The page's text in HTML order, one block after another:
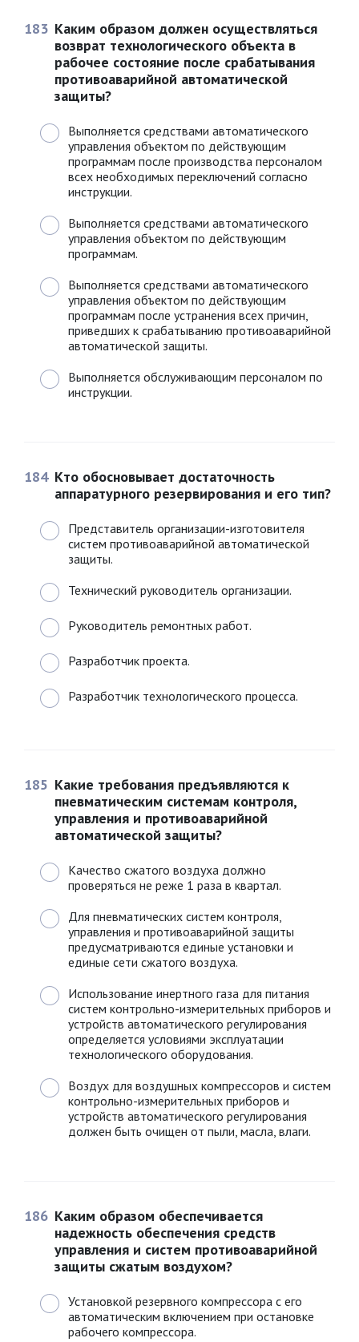
183 Каким образом должен осуществляться
возврат технологического объекта в
рабочее состояние после срабатывания
противоаварийной автоматической
защиты?
Выполняется средствами автоматического
управления объектом по действующим
программам после производства персоналом
всех необходимых переключений согласно
инструкции.
Выполняется средствами автоматического
управления объектом по действующим
программам.
Выполняется средствами автоматического
управления объектом по действующим
программам после устранения всех причин,
приведших к срабатыванию противоаварийной
автоматической защиты.
Выполняется обслуживающим персоналом по
инструкции.
184 Кто обосновывает достаточность
аппаратурного резервирования и его тип?
Представитель организации-изготовителя
систем противоаварийной автоматической
защиты.
Технический руководитель организации.
Руководитель ремонтных работ.
Разработчик проекта.
Разработчик технологического процесса.
185 Какие требования предъявляются к
пневматическим системам контроля,
управления и противоаварийной
автоматической защиты?
Качество сжатого воздуха должно
проверяться не реже 1 раза в квартал.
Для пневматических систем контроля,
управления и противоаварийной защиты
предусматриваются единые установки и
единые сети сжатого воздуха.
Использование инертного газа для питания
систем контрольно-измерительных приборов и
устройств автоматического регулирования
определяется условиями эксплуатации
технологического оборудования.
Воздух для воздушных компрессоров и систем
контрольно-измерительных приборов и
устройств автоматического регулирования
должен быть очищен от пыли, масла, влаги.
186 Каким образом обеспечивается
надежность обеспечения средств
управления и систем противоаварийной
защиты сжатым воздухом?
Установкой резервного компрессора с его
автоматическим включением при остановке
рабочего компрессора.